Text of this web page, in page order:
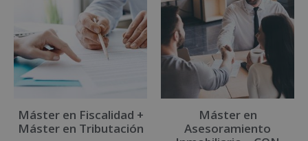
n
a
t
i
e
:
Máster en Fiscalidad +
Máster en Tributación
Máster en
Asesoramiento